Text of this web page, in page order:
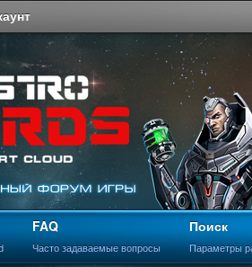
FAQ
Часто задаваемые вопросы
Поиск
Параметры